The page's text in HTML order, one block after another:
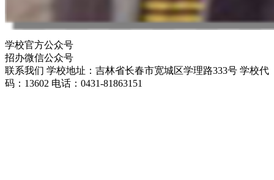
学校官方公众号
招办微信公众号
联系我们 学校地址：吉林省长春市宽城区学理路333号 学校代
码：13602 电话：0431-81863151